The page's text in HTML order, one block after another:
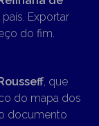
Exportar
do fim.
, que
do mapa dos
documento